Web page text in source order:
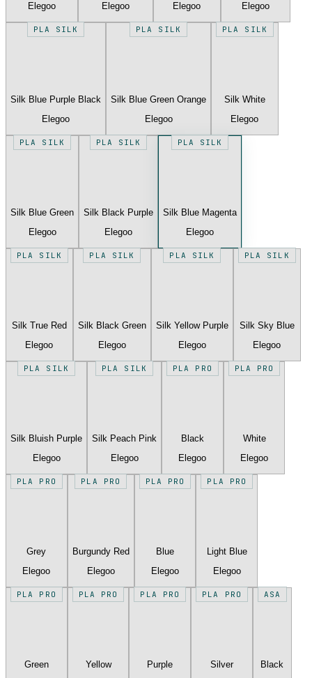
Elegoo
Elegoo
Elegoo
Elegoo
PLA SILK
Silk Blue Purple Black
Elegoo
PLA SILK
Silk Blue Green Orange
Elegoo
PLA SILK
Silk White
Elegoo
PLA SILK
Silk Blue Green
Elegoo
PLA SILK
Silk Black Purple
Elegoo
PLA SILK
Silk Blue Magenta
Elegoo
PLA SILK
Silk True Red
Elegoo
PLA SILK
Silk Black Green
Elegoo
PLA SILK
Silk Yellow Purple
Elegoo
PLA SILK
Silk Sky Blue
Elegoo
PLA SILK
Silk Bluish Purple
Elegoo
PLA SILK
Silk Peach Pink
Elegoo
PLA PRO
Black
Elegoo
PLA PRO
White
Elegoo
PLA PRO
Grey
Elegoo
PLA PRO
Burgundy Red
Elegoo
PLA PRO
Blue
Elegoo
PLA PRO
Light Blue
Elegoo
PLA PRO
Green
PLA PRO
Yellow
PLA PRO
Purple
PLA PRO
Silver
ASA
Black